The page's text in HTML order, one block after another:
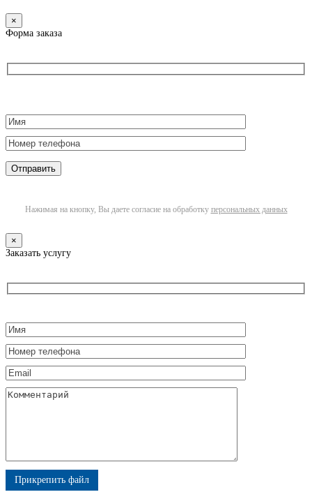
×
Форма заказа
Нажимая на кнопку, Вы даете согласие на обработку персональных данных
×
Заказать услугу
Прикрепить файл